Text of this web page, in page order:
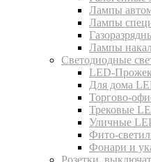
Лампы
Лампы
Лампы
Светодиодные
LED-
Для дома
Торгово-
Трековые
Уличные
Фито-
Фонари и
Розетки,